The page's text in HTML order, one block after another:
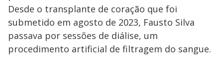
y
V
M
u
d
o
Desde o transplante de coração que foi
submetido em agosto de 2023, Fausto Silva
passava por sessões de diálise, um
procedimento artificial de filtragem do sangue.